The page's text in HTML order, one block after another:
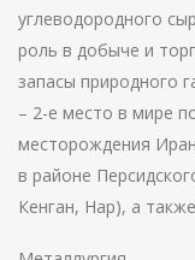
углеводородного
роль в добыче и
запасы природного
– 2-е место в мире
месторождения
в районе
Кенган, Нар), а